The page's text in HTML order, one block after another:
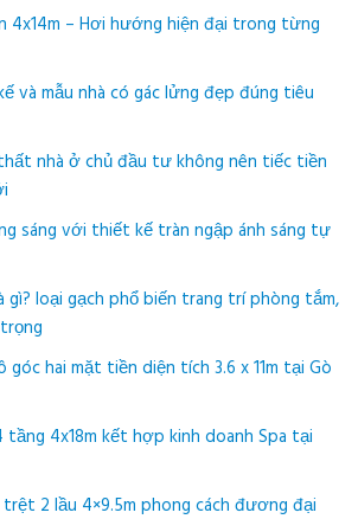
4x14m – Hơi hướng hiện đại trong từng
và mẫu nhà có gác lửng đẹp đúng tiêu
nhà ở chủ đầu tư không nên tiếc tiền
sáng với thiết kế tràn ngập ánh sáng tự
gì? loại gạch phổ biến trang trí phòng tắm,
góc hai mặt tiền diện tích 3.6 x 11m tại Gò
tầng 4x18m kết hợp kinh doanh Spa tại
trệt 2 lầu 4×9.5m phong cách đương đại